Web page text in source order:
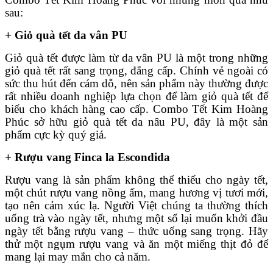
sau:
+ Giỏ quà tết da vân PU
Giỏ quà tết được làm từ da vân PU là một trong những
giỏ quà tết rất sang trọng, đẳng cấp. Chính vẻ ngoài có
sức thu hút đến cám dỗ, nên sản phẩm này thường được
rất nhiều doanh nghiệp lựa chọn để làm giỏ quà tết để
biếu cho khách hàng cao cấp. Combo Tết Kim Hoàng
Phúc sở hữu giỏ quà tết da nâu PU, đây là một sản
phẩm cực kỳ quý giá.
+ Rượu vang Finca la Escondida
Rượu vang là sản phẩm không thể thiếu cho ngày tết,
một chút rượu vang nồng ấm, mang hương vị tươi mới,
tạo nên cảm xúc lạ. Người Việt chúng ta thường thích
uống trà vào ngày tết, nhưng một số lại muốn khởi đầu
ngày tết bằng rượu vang – thức uống sang trọng. Hãy
thử một ngụm rượu vang và ăn một miếng thịt đỏ để
mang lại may mắn cho cả năm.